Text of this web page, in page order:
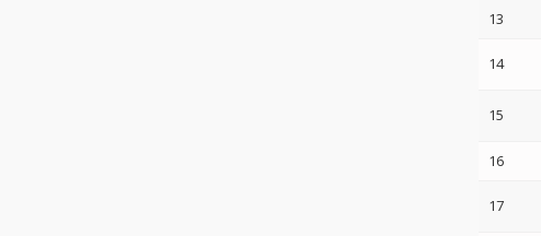
13
14
15
16
17